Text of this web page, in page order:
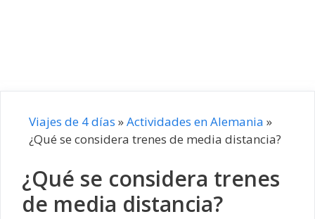
Viajes de 4 días »Actividades en Alemania »
¿Qué se considera trenes de media distancia?
¿Qué se considera trenes
de media distancia?